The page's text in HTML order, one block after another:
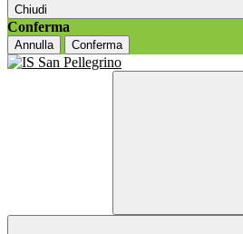
Chiudi
Conferma
Annulla Conferma